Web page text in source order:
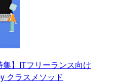
集】ITフリーランス向け
クラスメソッド